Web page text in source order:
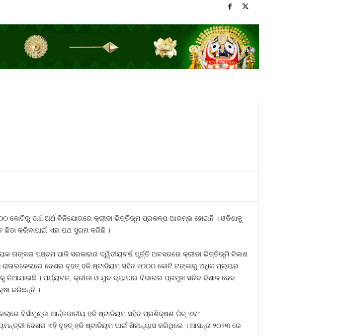
କୋଟିରୁ ଉର୍ଧ ଅର୍ଥ ବିନିଯୋଗରେ କ୍ରୀଡା ଭିତ୍ତିଭୂମ ପ୍ରକଳ୍ପ ଆରମ୍ଭ ହୋଇଛି । ଓଡିଶାକୁ
ଛିଡା କରିବାପାଇଁ ଏହା ପଥ ସୁଗମ କରିଛି ।
ତାଙ୍କର ପଞ୍ଚମ ପାଳି ସରକାରର ଦ୍ୱିତୀୟବର୍ଷ ପୂର୍ତ୍ତି ଅବସରରେ କ୍ରୀଡା ଭିତ୍ତିଭୂମି ବିକାଶ
ଦେଶର ବୃହତ୍‍ ହକି ଷ୍ଟାଡିୟମ ସହିତ ୧୦୦୦ କୋଟି ଟଙ୍କାରୁ ଅଧିକ ମୂଲ୍ୟର
ନିଆଯାଇଛି । ପର୍ଯ୍ୟଟନ, କ୍ରୀଡା ଓ ଯୁବ ବ୍ୟାପାର ବିଭାଗର ପ୍ରମୁଖ ସଚିବ ବିଶାଳ ଦେବ
କରିଛନ୍ତି ।
ବିର୍ସାମୁଣ୍ଡା ଆର୍ନ୍ତଜାତୀୟ ହକି ଷ୍ଟାଡିୟମ ସହିତ ପ୍ରଶିକ୍ଷଣ ପିଚ୍‍ ଏବଂ
ଦେଶର ଏହି ବୃହତ୍‍ ହକି ଷ୍ଟାଡିୟମ ପାଇଁ ଶିଳାନ୍ୟାସ କରିଥିଲେ । ଆସନ୍ତା ୨୦୨୩ ରେ